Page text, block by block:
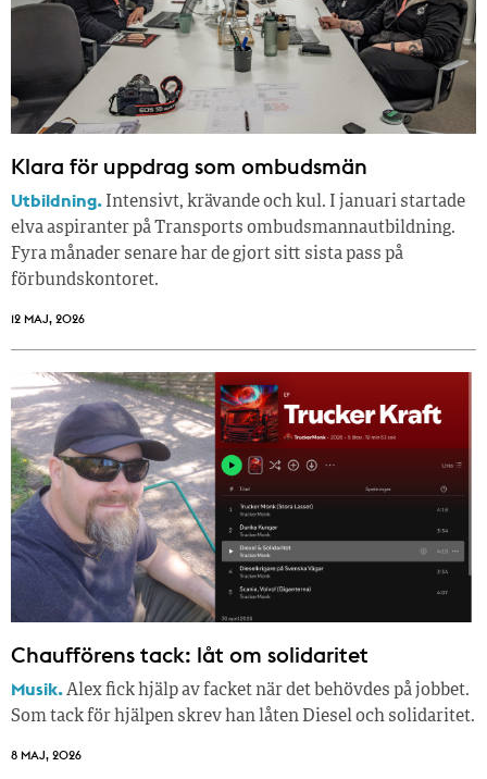
Klara för uppdrag som ombudsmän
Utbildning. Intensivt, krävande och kul. I januari startade
elva aspiranter på Transports ombudsmannautbildning.
Fyra månader senare har de gjort sitt sista pass på
förbundskontoret.
12 MAJ, 2026
Chaufförens tack: låt om solidaritet
Musik.Alex fick hjälp av facket när det behövdes på jobbet.
Som tack för hjälpen skrev han låten Diesel och solidaritet.
8 MAJ, 2026